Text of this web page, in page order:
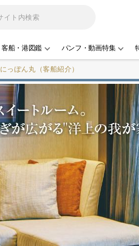
客船・港図鑑 パンフ・動画特集
にっぽん丸（客船紹介）